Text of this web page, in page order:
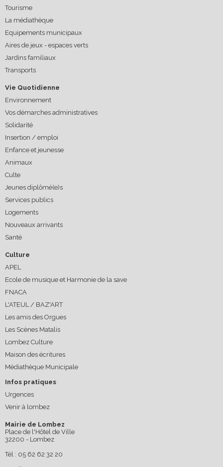
Tourisme
La médiathèque
Equipements municipaux
Aires de jeux - espaces verts
Jardins familiaux
Transports
Vie Quotidienne
Environnement
Vos démarches administratives
Solidarité
Insertion / emploi
Enfance et jeunesse
Animaux
Culte
Jeunes diplômé(e)s
Services publics
Logements
Nouveaux arrivants
Santé
Culture
APEL
Ecole de musique et Harmonie de la save
FNACA
L'ATEUL / BAZ'ART
Les amis des Orgues
Les Scènes Matalis
Lombez Culture
Maison des écritures
Médiathèque Municipale
Infos pratiques
Urgences
Venir à lombez
Mairie de Lombez
Place de l'Hôtel de Ville
32200 - Lombez
Tél : 05 62 62 32 20